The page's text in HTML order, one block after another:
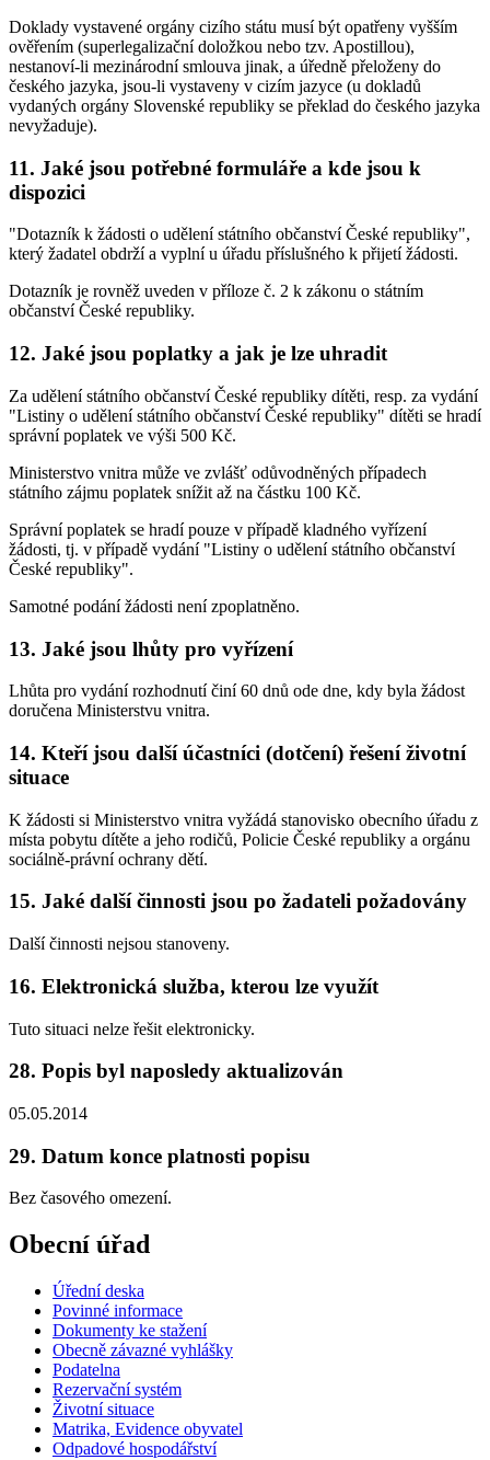
Doklady vystavené orgány cizího státu musí být opatřeny vyšším
ověřením (superlegalizační doložkou nebo tzv. Apostillou),
nestanoví-li mezinárodní smlouva jinak, a úředně přeloženy do
českého jazyka, jsou-li vystaveny v cizím jazyce (u dokladů
vydaných orgány Slovenské republiky se překlad do českého jazyka
nevyžaduje).
11. Jaké jsou potřebné formuláře a kde jsou k
dispozici
"Dotazník k žádosti o udělení státního občanství České republiky",
který žadatel obdrží a vyplní u úřadu příslušného k přijetí žádosti.
Dotazník je rovněž uveden v příloze č. 2 k zákonu o státním
občanství České republiky.
12. Jaké jsou poplatky a jak je lze uhradit
Za udělení státního občanství České republiky dítěti, resp. za vydání
"Listiny o udělení státního občanství České republiky" dítěti se hradí
správní poplatek ve výši 500 Kč.
Ministerstvo vnitra může ve zvlášť odůvodněných případech
státního zájmu poplatek snížit až na částku 100 Kč.
Správní poplatek se hradí pouze v případě kladného vyřízení
žádosti, tj. v případě vydání "Listiny o udělení státního občanství
České republiky".
Samotné podání žádosti není zpoplatněno.
13. Jaké jsou lhůty pro vyřízení
Lhůta pro vydání rozhodnutí činí 60 dnů ode dne, kdy byla žádost
doručena Ministerstvu vnitra.
14. Kteří jsou další účastníci (dotčení) řešení životní
situace
K žádosti si Ministerstvo vnitra vyžádá stanovisko obecního úřadu z
místa pobytu dítěte a jeho rodičů, Policie České republiky a orgánu
sociálně-právní ochrany dětí.
15. Jaké další činnosti jsou po žadateli požadovány
Další činnosti nejsou stanoveny.
16. Elektronická služba, kterou lze využít
Tuto situaci nelze řešit elektronicky.
28. Popis byl naposledy aktualizován
05.05.2014
29. Datum konce platnosti popisu
Bez časového omezení.
Obecní úřad
Úřední deska
Povinné informace
Dokumenty ke stažení
Obecně závazné vyhlášky
Podatelna
Rezervační systém
Životní situace
Matrika, Evidence obyvatel
Odpadové hospodářství